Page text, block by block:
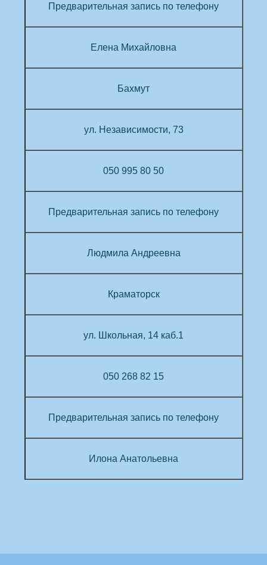
Предварительная запись по телефону
Елена Михайловна
Бахмут
ул. Независимости, 73
050 995 80 50
Предварительная запись по телефону
Людмила Андреевна
Краматорск
ул. Школьная, 14 каб.1
050 268 82 15
Предварительная запись по телефону
Илона Анатольевна